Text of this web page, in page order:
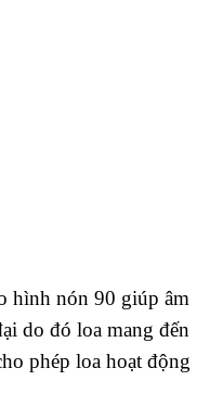
hình nón 90 giúp âm
do đó loa mang đến
phép loa hoạt động